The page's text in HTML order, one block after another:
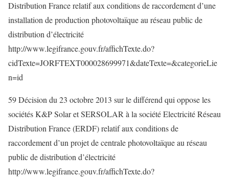
Distribution France relatif aux conditions de raccordement d’une
installation de production photovoltaïque au réseau public de
distribution d’électricité
http://www.legifrance.gouv.fr/affichTexte.do?
cidTexte=JORFTEXT000028699971&dateTexte=&categorieLie
n=id
59 Décision du 23 octobre 2013 sur le différend qui oppose les
sociétés K&P Solar et SERSOLAR à la société Electricité Réseau
Distribution France (ERDF) relatif aux conditions de
raccordement d’un projet de centrale photovoltaïque au réseau
public de distribution d’électricité
http://www.legifrance.gouv.fr/affichTexte.do?